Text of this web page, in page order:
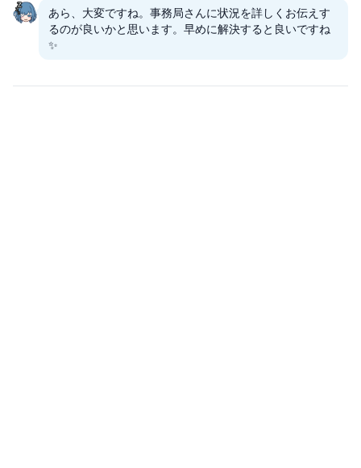
あら、大変ですね。事務局さんに状況を詳しくお伝えす
るのが良いかと思います。早めに解決すると良いですね
✨